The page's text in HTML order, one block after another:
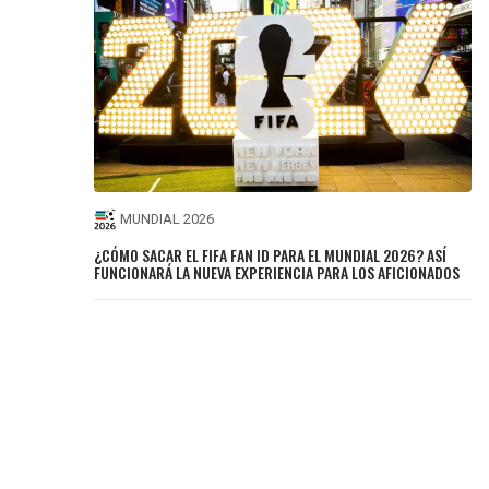
MUNDIAL 2026
¿CÓMO SACAR EL FIFA FAN ID PARA EL MUNDIAL 2026? ASÍ
FUNCIONARÁ LA NUEVA EXPERIENCIA PARA LOS AFICIONADOS